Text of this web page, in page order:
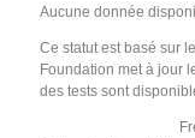
Aucune donnée
Ce statut est basé sur
Foundation met à jour
des tests sont